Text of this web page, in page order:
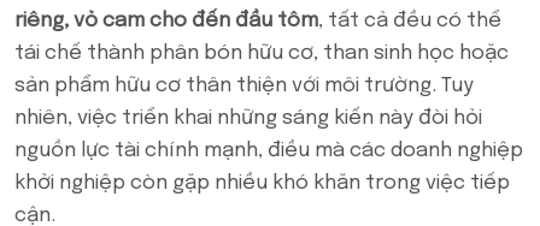
riêng, vỏ cam cho đến đầu tôm, tất cả đều có thể
tái chế thành phân bón hữu cơ, than sinh học hoặc
sản phẩm hữu cơ thân thiện với môi trường. Tuy
nhiên, việc triển khai những sáng kiến này đòi hỏi
nguồn lực tài chính mạnh, điều mà các doanh nghiệp
khởi nghiệp còn gặp nhiều khó khăn trong việc tiếp
cận.